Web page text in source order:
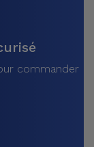
commander